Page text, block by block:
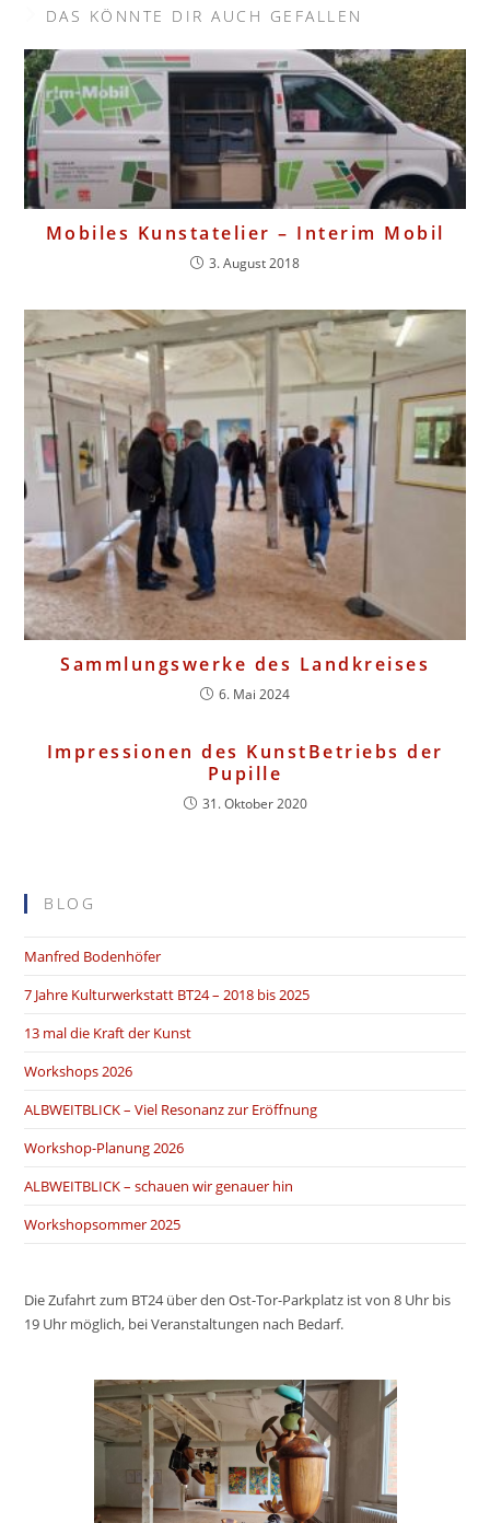
DAS KÖNNTE DIR AUCH GEFALLEN
Mobiles Kunstatelier – Interim Mobil
3. August 2018
Sammlungswerke des Landkreises
6. Mai 2024
Impressionen des KunstBetriebs der
Pupille
31. Oktober 2020
BLOG
Manfred Bodenhöfer
7 Jahre Kulturwerkstatt BT24 – 2018 bis 2025
13 mal die Kraft der Kunst
Workshops 2026
ALBWEITBLICK – Viel Resonanz zur Eröffnung
Workshop-Planung 2026
ALBWEITBLICK – schauen wir genauer hin
Workshopsommer 2025
Die Zufahrt zum BT24 über den Ost-Tor-Parkplatz ist von 8 Uhr bis
19 Uhr möglich, bei Veranstaltungen nach Bedarf.